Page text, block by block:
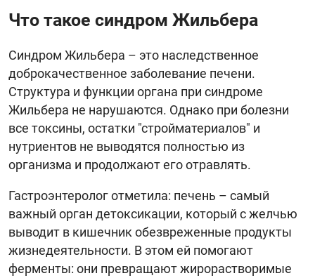
Что такое синдром Жильбера
Синдром Жильбера – это наследственное
доброкачественное заболевание печени.
Структура и функции органа при синдроме
Жильбера не нарушаются. Однако при болезни
все токсины, остатки "стройматериалов" и
нутриентов не выводятся полностью из
организма и продолжают его отравлять.
Гастроэнтеролог отметила: печень – самый
важный орган детоксикации, который с желчью
выводит в кишечник обезвреженные продукты
жизнедеятельности. В этом ей помогают
ферменты: они превращают жирорастворимые